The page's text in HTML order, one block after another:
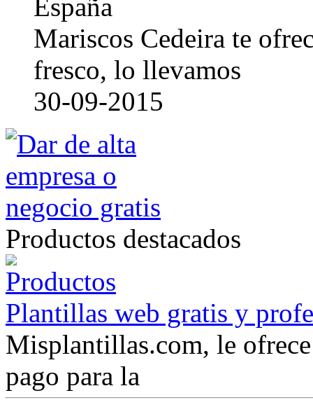
España
Mariscos Cedeira te
fresco, lo llevamos
30-09-2015
Productos destacados
Plantillas web gratis y
Misplantillas.com, le
pago para la